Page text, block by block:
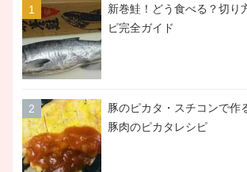
新巻鮭！どう食べる？切り
ピ完全ガイド
豚のピカタ・スチコンで作
豚肉のピカタレシピ